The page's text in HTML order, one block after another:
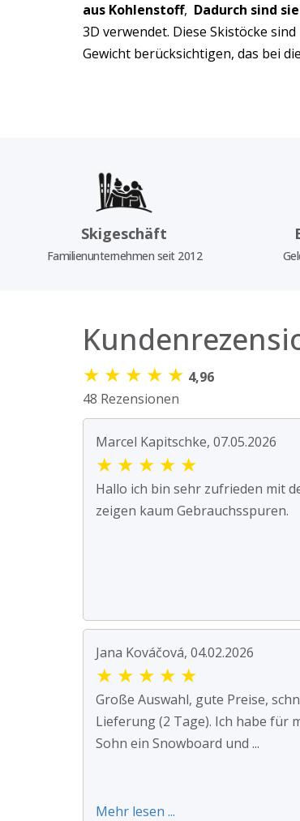
aus Kohlenstoff, Dadurch sind
3D verwendet. Diese Skistöcke sind
Gewicht berücksichtigen, das bei
Skigeschäft
Familienunternehmen seit 2012
★ ★ ★ ★ ★ 4,96
48 Rezensionen
Marcel Kapitschke, 07.05.2026
★ ★ ★ ★ ★
Hallo ich bin sehr zufrieden mit
zeigen kaum Gebrauchsspuren.
Jana Kováčová, 04.02.2026
★ ★ ★ ★ ★
Große Auswahl, gute Preise,
Lieferung (2 Tage). Ich habe für
Sohn ein Snowboard und ...
Mehr lesen ...